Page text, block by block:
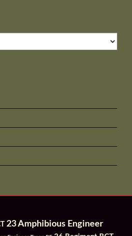
23 Amphibious Engineer